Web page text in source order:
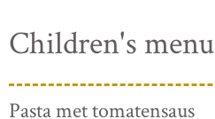
Children's menu
Pasta met tomatensaus